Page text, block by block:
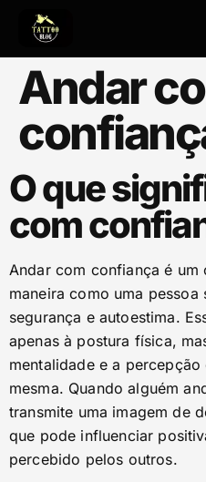
Andar
O que
com
Andar com confiança é um
maneira como uma
segurança e autoestima.
apenas à postura física,
mentalidade e a
mesma. Quando alguém
transmite uma imagem de
que pode influenciar
percebido pelos outros.